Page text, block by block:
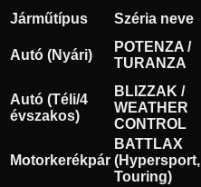
Járműtípus Széria neve
Autó (Nyári)
POTENZA /
TURANZA
Autó (Téli/4
évszakos)
BLIZZAK /
WEATHER
CONTROL
Motorkerékpár
BATTLAX
(Hypersport,
Touring)